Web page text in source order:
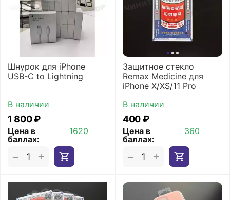
Шнурок для iPhone
USB-C to Lightning
В наличии
1 800₽
Цена в
баллах:
1620
+
−
Защитное стекло
Remax Medicine для
iPhone X/XS/11 Pro
В наличии
‍400‍₽
Цена в
баллах:
360
+
−